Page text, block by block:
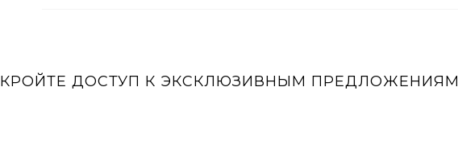
ДОСТУП К ЭКСКЛЮЗИВНЫМ ПРЕДЛОЖЕНИЯМ